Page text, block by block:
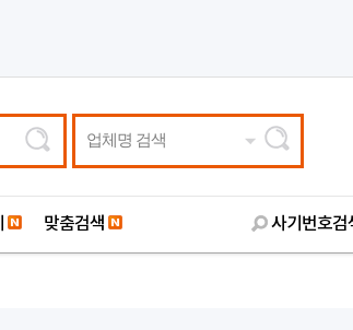
업체명 검색
맞춤검색 사기번호검